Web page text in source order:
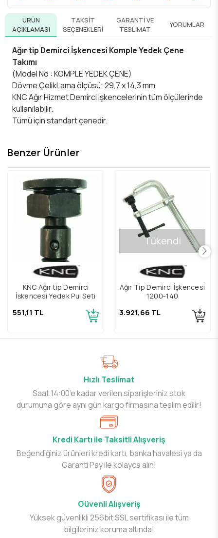
ÜRÜN
AÇIKLAMASI
TAKSIT
SEÇENEKLERI
GARANTI VE
TESLIMAT
YORUMLAR
Ağır tip Demirci İşkencesi Komple Yedek Çene
Takımı
(Model No : KOMPLE YEDEK ÇENE)
Dövme ÇelikLama ölçüsü: 29,7 x 14,3 mm
KNC Ağır Hizmet Demirci işkencelerinin tüm ölçülerinde
kullanılabilir.
Tümü için standart çenedir.
Benzer Ürünler
KNC Ağır tip Demirci
İşkencesi Yedek Pul Seti
551,11 TL
Tükendi
Ağır Tip Demirci İşkencesi
1200-140
3.921,66 TL
Hızlı Teslimat
Saat 14:00’e kadar verilen siparişleriniz stok
durumuna göre aynı gün kargo firmasına teslim edilir!
Kredi Kartı ile Taksitli Alışveriş
Beğendiğiniz ürünleri kredi kartı, banka havalesi ya da
Garanti Pay ile kolayca alın!
Güvenli Alışveriş
Yüksek güvenlikli 256bit SSL sertifikası ile tüm
bilgileriniz koruma altında!